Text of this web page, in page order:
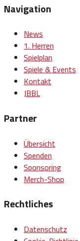
Navigation
News
1. Herren
Spielplan
Spiele & Events
Kontakt
JBBL
Partner
Übersicht
Spenden
Sponsoring
Merch-Shop
Rechtliches
Datenschutz